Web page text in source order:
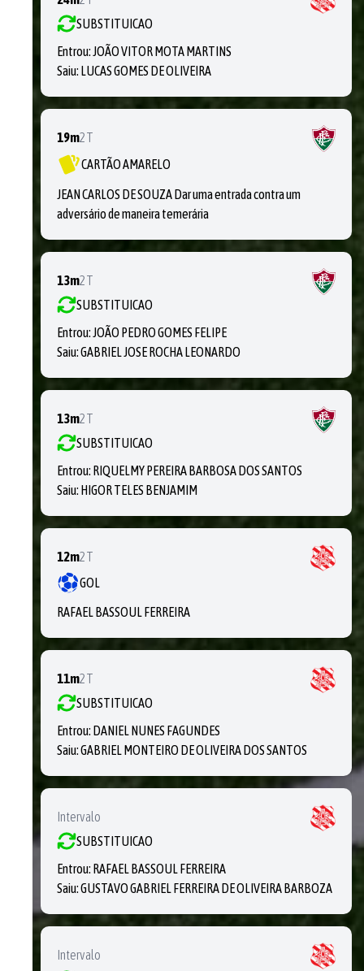
SUBSTITUICAO
Entrou:JOÃO VITOR MOTA MARTINS
Saiu: LUCAS GOMES DE OLIVEIRA
19m2T
CARTÃO AMARELO
JEAN CARLOS DE SOUZA Dar uma entrada contra um
adversário de maneira temerária
13m2T
SUBSTITUICAO
Entrou:JOÃO PEDRO GOMES FELIPE
Saiu:GABRIEL JOSE ROCHA LEONARDO
13m2T
SUBSTITUICAO
Entrou: RIQUELMY PEREIRA BARBOSA DOS SANTOS
Saiu: HIGOR TELES BENJAMIM
12m2T
GOL
RAFAEL BASSOUL FERREIRA
11m2T
SUBSTITUICAO
Entrou: DANIEL NUNES FAGUNDES
Saiu:GABRIEL MONTEIRO DE OLIVEIRA DOS SANTOS
Intervalo
SUBSTITUICAO
Entrou: RAFAEL BASSOUL FERREIRA
Saiu:GUSTAVO GABRIEL FERREIRA DE OLIVEIRA BARBOZA
Intervalo